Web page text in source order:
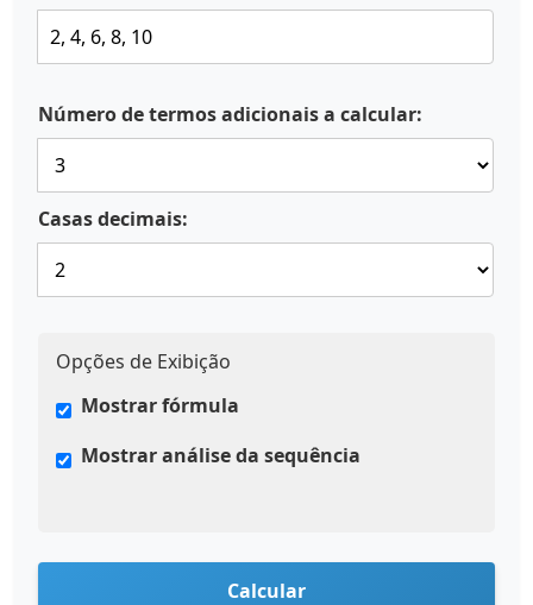
Número de termos adicionais a calcular:
Casas decimais:
Opções de Exibição
Mostrar fórmula
Mostrar análise da sequência
Calcular